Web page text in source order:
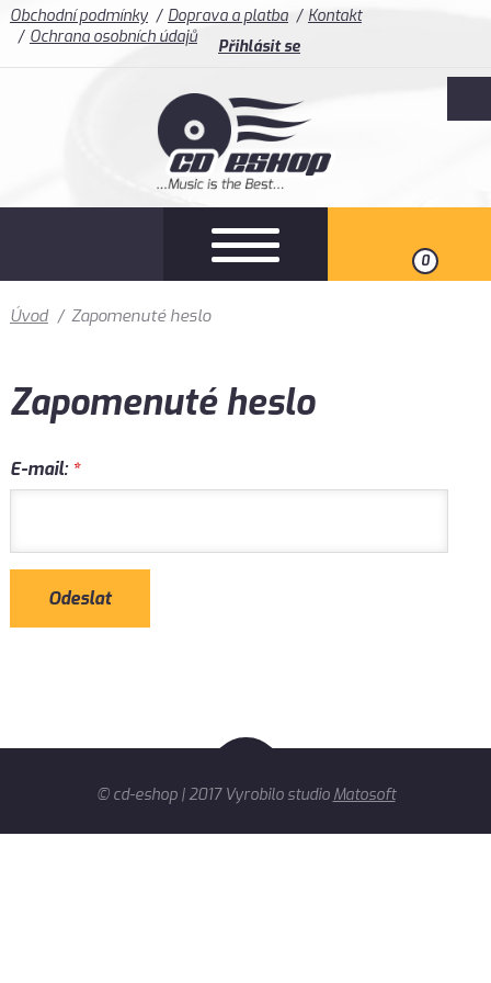
Obchodní podmínky Doprava a platba
Kontakt
Ochrana osobních údajů
Přihlásit se
0
Úvod / Zapomenuté heslo
Zapomenuté heslo
E-mail: *
© cd-eshop | 2017 Vyrobilo studio Matosoft